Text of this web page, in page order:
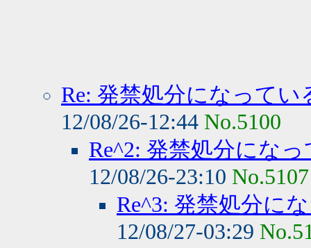
Re: 発禁処分になって
12/08/26-12:44 No.5100
Re^2: 発禁処分にな
12/08/26-23:10 No.5107
Re^3: 発禁処分に
12/08/27-03:29